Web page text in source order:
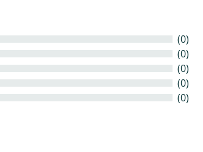
(0)
(0)
(0)
(0)
(0)